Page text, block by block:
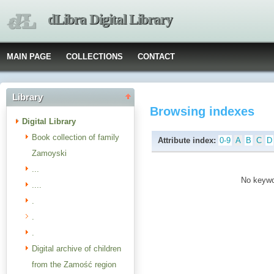
dLibra Digital Library
MAIN PAGE COLLECTIONS CONTACT
Library
Digital Library
Book collection of family
Zamoyski
...
....
.
.
.
Digital archive of children
from the Zamość region
Browsing indexes
Attribute index: 0-9 A B C D
No